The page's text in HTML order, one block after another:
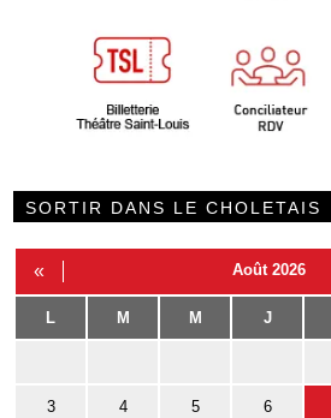
SORTIR DANS LE CHOLETAIS
« Août 2026
L M M J
3 4 5 6